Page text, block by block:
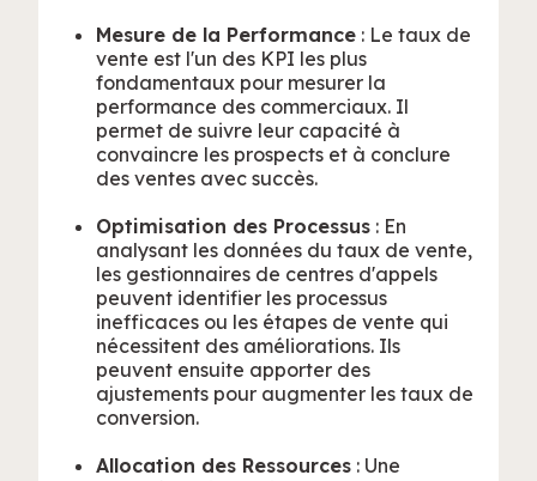
Mesure de la Performance : Le taux de
vente est l'un des KPI les plus
fondamentaux pour mesurer la
performance des commerciaux. Il
permet de suivre leur capacité à
convaincre les prospects et à conclure
des ventes avec succès.
Optimisation des Processus : En
analysant les données du taux de vente,
les gestionnaires de centres d'appels
peuvent identifier les processus
inefficaces ou les étapes de vente qui
nécessitent des améliorations. Ils
peuvent ensuite apporter des
ajustements pour augmenter les taux de
conversion.
Allocation des Ressources : Une